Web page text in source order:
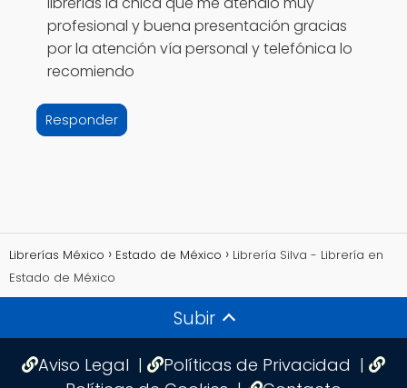
profesional y buena presentación gracias
por la atención vía personal y telefónica lo
recomiendo
Responder
Librerías México Estado de México
Librería Silva - Librería en
Estado de México
Subir
Aviso Legal | Políticas de Privacidad |